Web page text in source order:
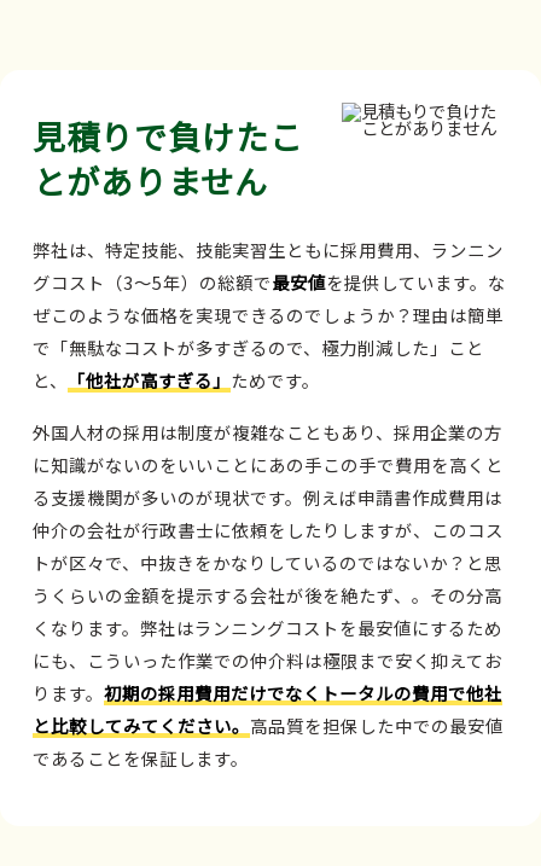
見積りで負けたこ
とがありません
弊社は、特定技能、技能実習生ともに採用費用、ランニン
グコスト（3～5年）の総額で最安値を提供しています。な
ぜこのような価格を実現できるのでしょうか？理由は簡単
で「無駄なコストが多すぎるので、極力削減した」こと
と、
「他社が高すぎる」 ためです。
外国人材の採用は制度が複雑なこともあり、採用企業の方
に知識がないのをいいことにあの手この手で費用を高くと
る支援機関が多いのが現状です。例えば申請書作成費用は
仲介の会社が行政書士に依頼をしたりしますが、このコス
トが区々で、中抜きをかなりしているのではないか？と思
うくらいの金額を提示する会社が後を絶たず、。その分高
くなります。弊社はランニングコストを最安値にするため
にも、こういった作業での仲介料は極限まで安く抑えてお
ります。 初期の採用費用だけでなくトータルの費用で他社
と比較してみてください。 高品質を担保した中での最安値
であることを保証します。